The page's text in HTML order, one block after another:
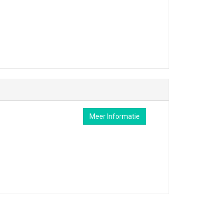
Meer Informatie